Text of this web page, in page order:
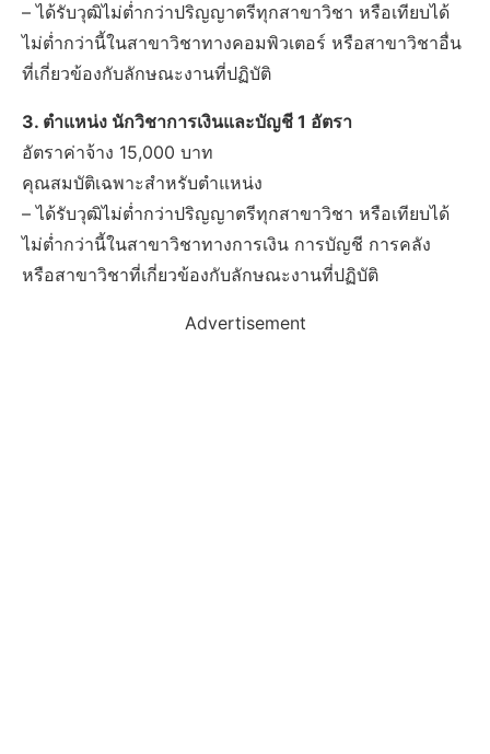
– ได้รับวุฒิไม่ต่ำกว่าปริญญาตรีทุกสาขาวิชา หรือเทียบได้
ไม่ต่ำกว่านี้ในสาขาวิชาทางคอมพิวเตอร์ หรือสาขาวิชาอื่น
ที่เกี่ยวข้องกับลักษณะงานที่ปฏิบัติ
3. ตำแหน่ง นักวิชาการเงินและบัญชี 1 อัตรา
อัตราค่าจ้าง 15,000 บาท
คุณสมบัติเฉพาะสำหรับตำแหน่ง
– ได้รับวุฒิไม่ต่ำกว่าปริญญาตรีทุกสาขาวิชา หรือเทียบได้
ไม่ต่ำกว่านี้ในสาขาวิชาทางการเงิน การบัญชี การคลัง
หรือสาขาวิชาที่เกี่ยวข้องกับลักษณะงานที่ปฏิบัติ
Advertisement